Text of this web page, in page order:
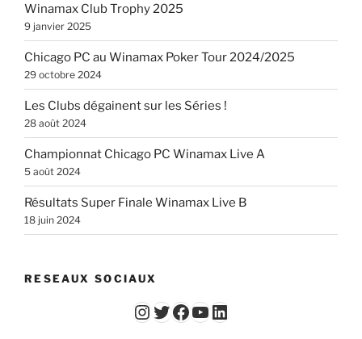
Winamax Club Trophy 2025
9 janvier 2025
Chicago PC au Winamax Poker Tour 2024/2025
29 octobre 2024
Les Clubs dégainent sur les Séries !
28 août 2024
Championnat Chicago PC Winamax Live A
5 août 2024
Résultats Super Finale Winamax Live B
18 juin 2024
RESEAUX SOCIAUX
Instagram
Twitter
Facebook
YouTube - Vidéos du Chicago Poker ClubLinkedIn